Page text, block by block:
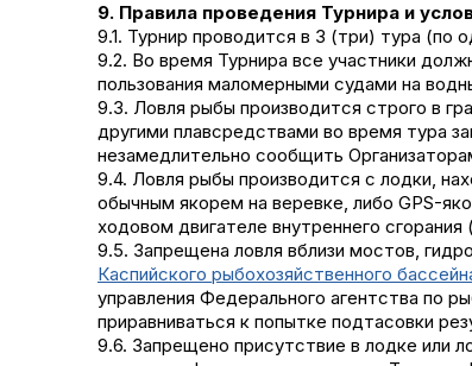
9. Правила проведения Турнира и
9.1. Турнир проводится в 3 (три) тура (по
9.2. Во время Турнира все участники
пользования маломерными судами на
9.3. Ловля рыбы производится строго в
другими плавсредствами во время тура
незамедлительно сообщить
9.4. Ловля рыбы производится с лодки,
обычным якорем на веревке, либо GPS-
ходовом двигателе внутреннего
9.5. Запрещена ловля вблизи мостов,
Каспийского рыбохозяйственного
управления Федерального агентства по
приравниваться к попытке подтасовки
9.6. Запрещено присутствие в лодке или